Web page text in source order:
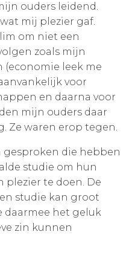
ouders leidend.
mij plezier gaf.
om niet een
zoals mijn
(economie leek me
voor
en daarna voor
mijn ouders daar
Ze waren erop tegen.
gesproken die hebben
studie om hun
plezier te doen. De
studie kan groot
daarmee het geluk
zin kunnen